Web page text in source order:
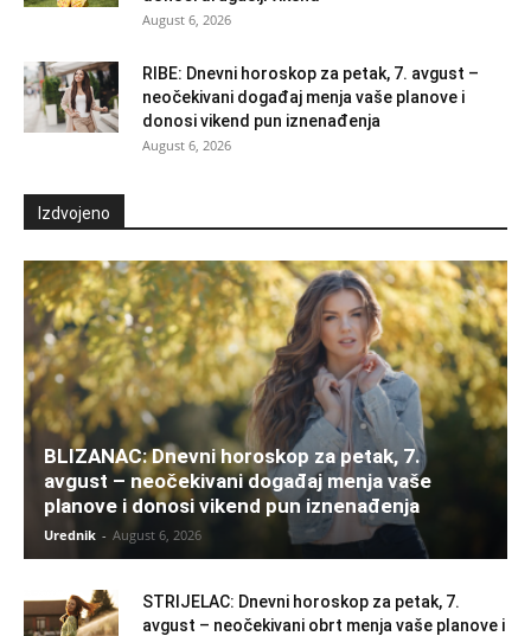
August 6, 2026
RIBE: Dnevni horoskop za petak, 7. avgust –
neočekivani događaj menja vaše planove i
donosi vikend pun iznenađenja
August 6, 2026
Izdvojeno
BLIZANAC: Dnevni horoskop za petak, 7.
avgust – neočekivani događaj menja vaše
planove i donosi vikend pun iznenađenja
Urednik - August 6, 2026
STRIJELAC: Dnevni horoskop za petak, 7.
avgust – neočekivani obrt menja vaše planove i